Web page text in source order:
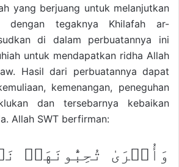
yang berjuang untuk melanjutkan
dengan tegaknya Khilafah ar-
di dalam perbuatannya ini
untuk mendapatkan ridha Allah
Hasil dari perbuatannya dapat
kemenangan, peneguhan
dan tersebarnya kebaikan
Allah SWT berfirman:
وَأُخۡرَىٰ تُحِبُّونَهَاۖ